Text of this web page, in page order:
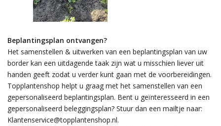
Beplantingsplan ontvangen?
Het samenstellen & uitwerken van een beplantingsplan van uw
border kan een uitdagende taak zijn wat u misschien liever uit
handen geeft zodat u verder kunt gaan met de voorbereidingen.
Topplantenshop helpt u graag met het samenstellen van een
gepersonaliseerd beplantingsplan. Bent u geïnteresseerd in een
gepersonaliseerd beleggingsplan? Stuur dan een mailtje naar:
Klantenservice@topplantenshop.nl.